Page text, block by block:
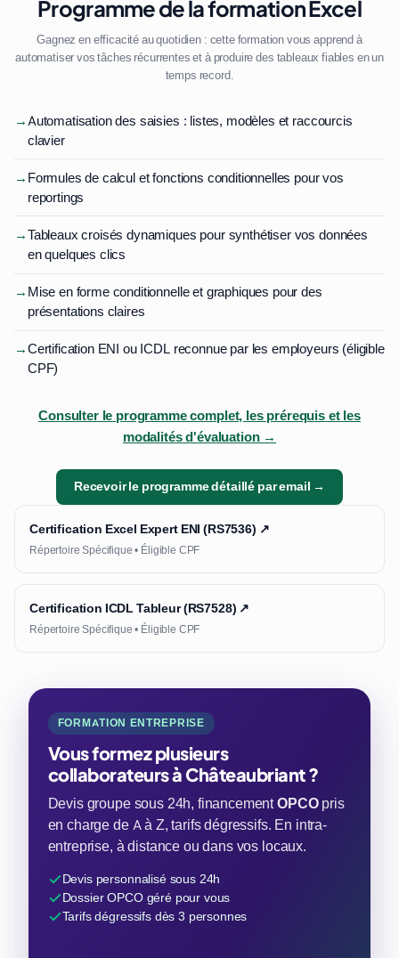
Programme de la formation Excel
Gagnez en efficacité au quotidien : cette formation vous apprend à
automatiser vos tâches récurrentes et à produire des tableaux fiables en un
temps record.
→Automatisation des saisies : listes, modèles et raccourcis
clavier
→ Formules de calcul et fonctions conditionnelles pour vos
reportings
→Tableaux croisés dynamiques pour synthétiser vos données
en quelques clics
→ Mise en forme conditionnelle et graphiques pour des
présentations claires
→Certification ENI ou ICDL reconnue par les employeurs (éligible
CPF)
Consulter le programme complet, les prérequis et les
modalités d'évaluation →
Recevoir le programme détaillé par email →
Certification Excel Expert ENI (RS7536) ↗
Répertoire Spécifique • Éligible CPF
Certification ICDL Tableur (RS7528) ↗
Répertoire Spécifique • Éligible CPF
FORMATION ENTREPRISE
Vous formez plusieurs
collaborateurs à Châteaubriant ?
Devis groupe sous 24h, financementOPCOpris
en charge de A à Z, tarifs dégressifs. En intra-
entreprise, à distance ou dans vos locaux.
Devis personnalisé sous 24h
Dossier OPCO géré pour vous
Tarifs dégressifs dès 3 personnes